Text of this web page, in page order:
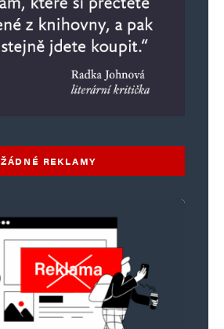
ŽÁDNÉ REKLAMY